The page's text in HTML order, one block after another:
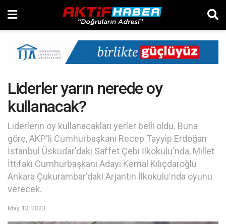
Liderler yarın nerede oy
kullanacak?
Liderlerin oy kullanacakları yerler belli oldu. Buna
göre, AKP'li Cumhurbaşkanı Recep Tayyip Erdoğan
İstanbul Üsküdar'daki Saffet Çebi İlkokulu'nda, Millet
İttifakı Cumhurbaşkanı Adayı Kemal Kılıçdaroğlu
Ankara Çukurambar'daki Arjantin İlkokulu'nda oyunu
verecek.
May 13, 2023